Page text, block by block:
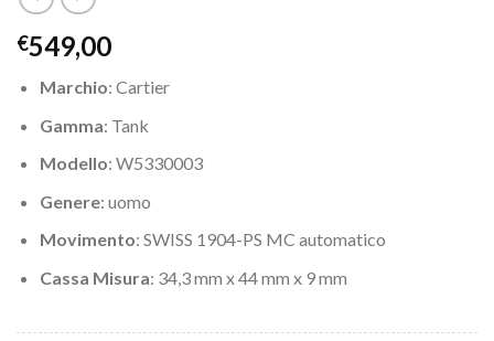
€549,00
Marchio: Cartier
Gamma: Tank
Modello: W5330003
Genere: uomo
Movimento: SWISS 1904-PS MC automatico
Cassa Misura: 34,3 mm x 44 mm x 9 mm